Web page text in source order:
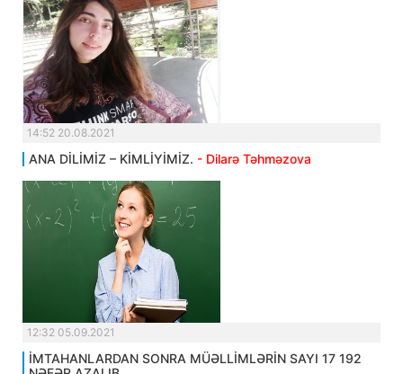
14:52 20.08.2021
ANA DİLİMİZ – KİMLİYİMİZ. - Dilarə Təhməzova
12:32 05.09.2021
İMTAHANLARDAN SONRA MÜƏLLİMLƏRİN SAYI 17 192